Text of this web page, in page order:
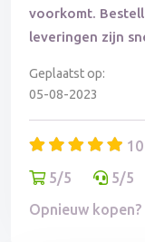
voorkomt.
leveringen zijn
Geplaatst op:
05-08-2023
5/5
5/5
Opnieuw kopen?